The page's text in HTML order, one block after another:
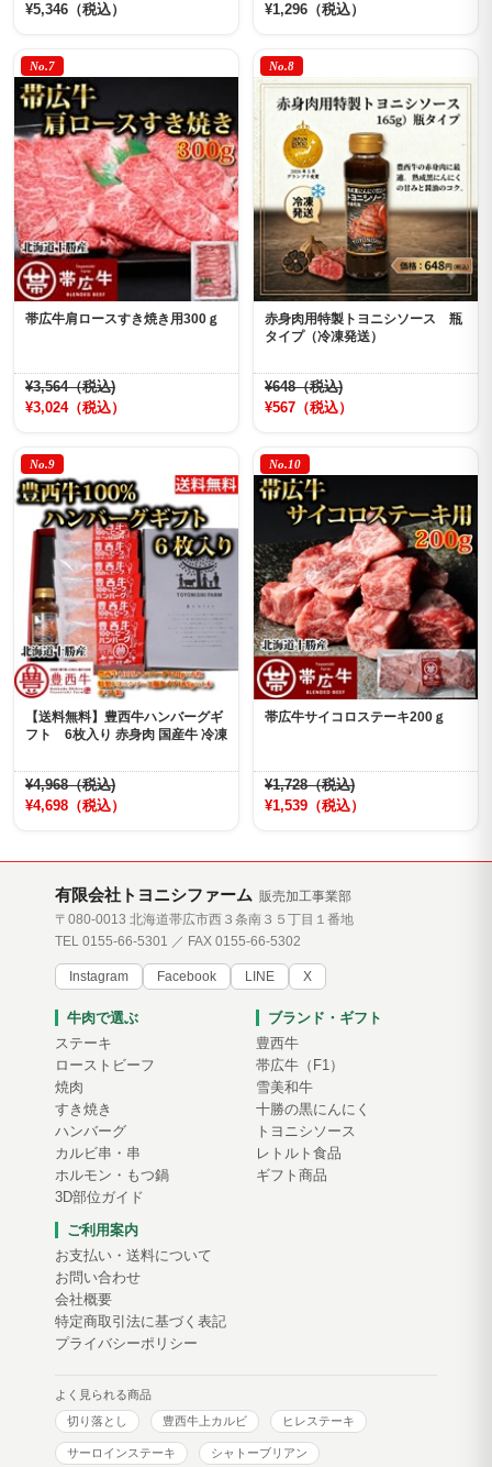
¥5,346（税込） ¥1,296（税込）
No.7
帯広牛肩ロースすき焼き用300ｇ
¥3,564（税込)
¥3,024（税込）
No.8
赤身肉用特製トヨニシソース 瓶
タイプ（冷凍発送）
¥648（税込)
¥567（税込）
No.9
【送料無料】豊西牛ハンバーグギ
フト 6枚入り 赤身肉 国産牛 冷凍
¥4,968（税込)
¥4,698（税込）
No.10
帯広牛サイコロステーキ200ｇ
¥1,728（税込)
¥1,539（税込）
有限会社トヨニシファーム 販売加工事業部
〒080-0013 北海道帯広市西３条南３５丁目１番地
TEL 0155-66-5301 ／ FAX 0155-66-5302
Instagram Facebook LINE X
牛肉で選ぶ
ステーキ
ローストビーフ
焼肉
すき焼き
ハンバーグ
カルビ串・串
ホルモン・もつ鍋
3D部位ガイド
ブランド・ギフト
豊西牛
帯広牛（F1）
雪美和牛
十勝の黒にんにく
トヨニシソース
レトルト食品
ギフト商品
ご利用案内
お支払い・送料について
お問い合わせ
会社概要
特定商取引法に基づく表記
プライバシーポリシー
よく見られる商品
切り落とし
豊西牛上カルビ ヒレステーキ
サーロインステーキ シャトーブリアン